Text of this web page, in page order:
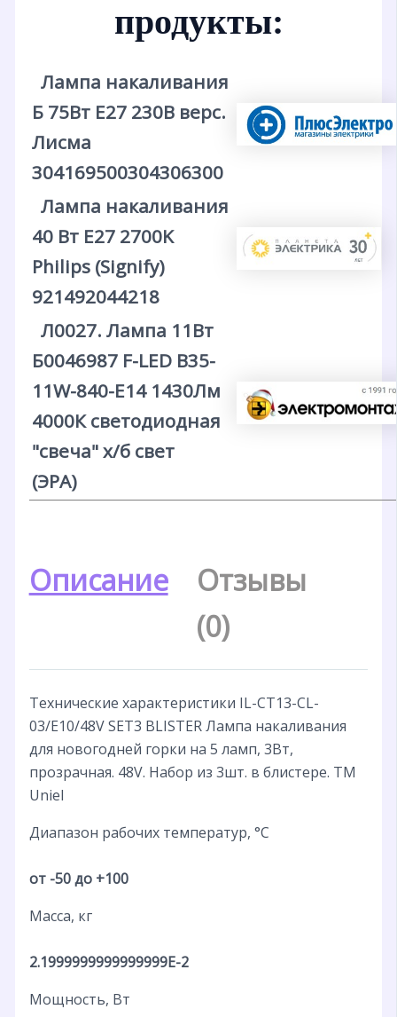
продукты:
Лампа накаливания
Б 75Вт E27 230В верс.
Лисма
304169500304306300
Лампа накаливания
40 Вт E27 2700K
Philips (Signify)
921492044218
Л0027. Лампа 11Вт
Б0046987 F-LED B35-
11W-840-E14 1430Лм
4000К светодиодная
"свеча" х/б свет
(ЭРА)
Описание
Отзывы
(0)
Технические характеристики IL-CT13-CL-
03/E10/48V SET3 BLISTER Лампа накаливания
для новогодней горки на 5 ламп, 3Вт,
прозрачная. 48V. Набор из 3шт. в блистере. ТМ
Uniel
Диапазон рабочих температур, °С
от -50 до +100
Масса, кг
2.1999999999999999E-2
Мощность, Вт